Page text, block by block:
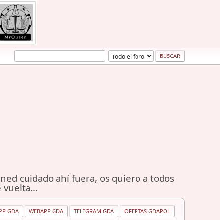
cuidado ahí fuera, os quiero a todos
vuelta...
GDA WEBAPP GDA TELEGRAM GDA OFERTAS GDAPOL